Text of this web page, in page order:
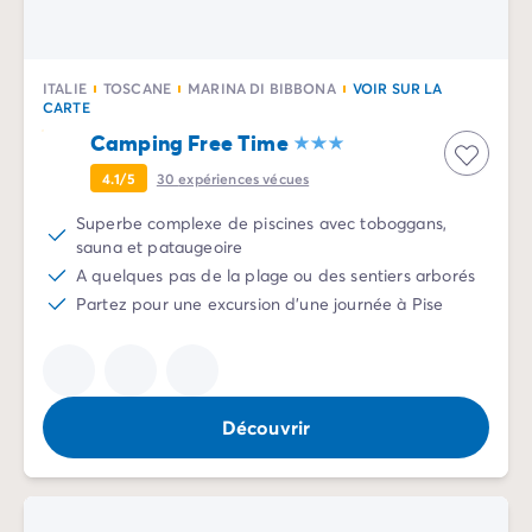
Camping Alpes-de-Haute-Provence
Camping Alpes-Maritimes
Camping Cannes
Camping Nice
Camping Bouches du Rhône
Camping Cassis
Camping Marseille
Camping Var
Camping Port Grimaud
Camping Saint-Raphaël
ITALIE TOSCANE MARINA DI BIBBONA
VOIR SUR LA
CARTE
Camping Free Time
4.1/5 30expériences vécues
Superbe complexe de piscines avec toboggans,
sauna et pataugeoire
A quelques pas de la plage ou des sentiers arborés
Partez pour une excursion d'une journée à Pise
Découvrir